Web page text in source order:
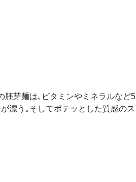
胚芽麺は､ビタミンやミネラルなど5
漂う｡そしてポテッとした質感のス